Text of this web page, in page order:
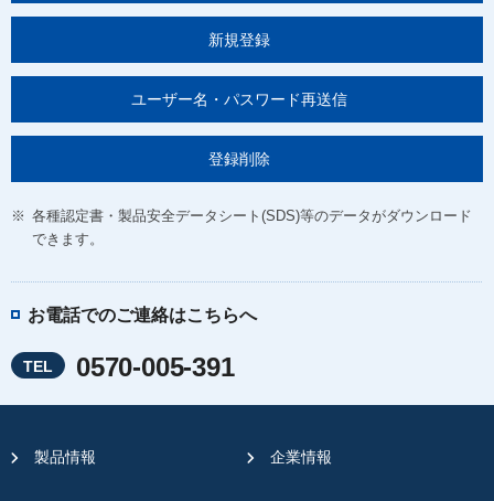
新規登録
ユーザー名・パスワード再送信
登録削除
※ 各種認定書・製品安全データシート(SDS)等のデータがダウンロード
できます。
お電話でのご連絡はこちらへ
TEL 0570-005-391
製品情報 企業情報